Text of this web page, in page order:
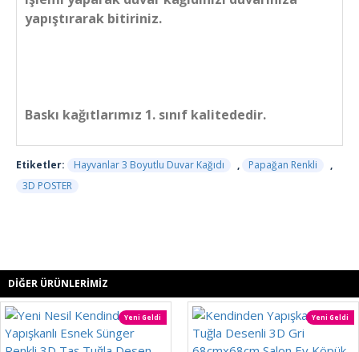
yapıştırarak bitiriniz.
Baskı kağıtlarımız 1. sınıf kalitededir.
Etiketler: Hayvanlar 3 Boyutlu Duvar Kağıdı , Papağan Renkli
,
3D POSTER
DIĞER ÜRÜNLERIMIZ
Yeni Geldi Yeni Geldi